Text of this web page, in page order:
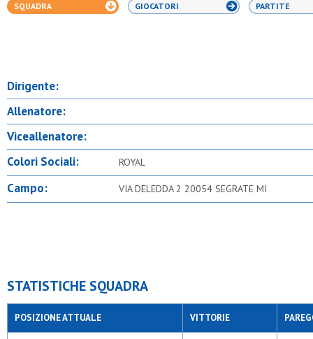
SQUADRA GIOCATORI PARTITE
Dirigente:
Allenatore:
Viceallenatore:
Colori Sociali:
ROYAL
Campo: VIA DELEDDA 2 20054 SEGRATE MI
STATISTICHE SQUADRA
POSIZIONE ATTUALE VITTORIE